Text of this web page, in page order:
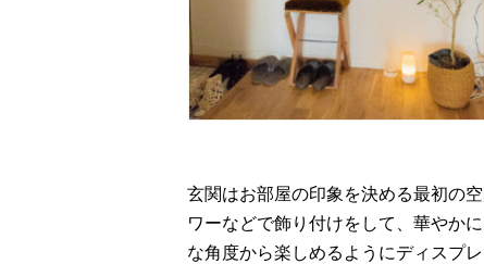
玄関はお部屋の印象を決める最初の
ワーなどで飾り付けをして、華やか
な角度から楽しめるようにディスプ